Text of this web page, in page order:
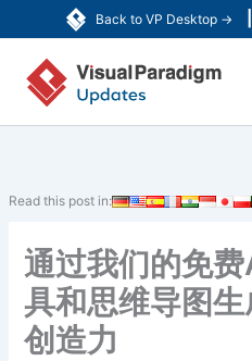
Back to VP Desktop →
至
Read this post in:
通过我们的免
具和思维导图
创造力